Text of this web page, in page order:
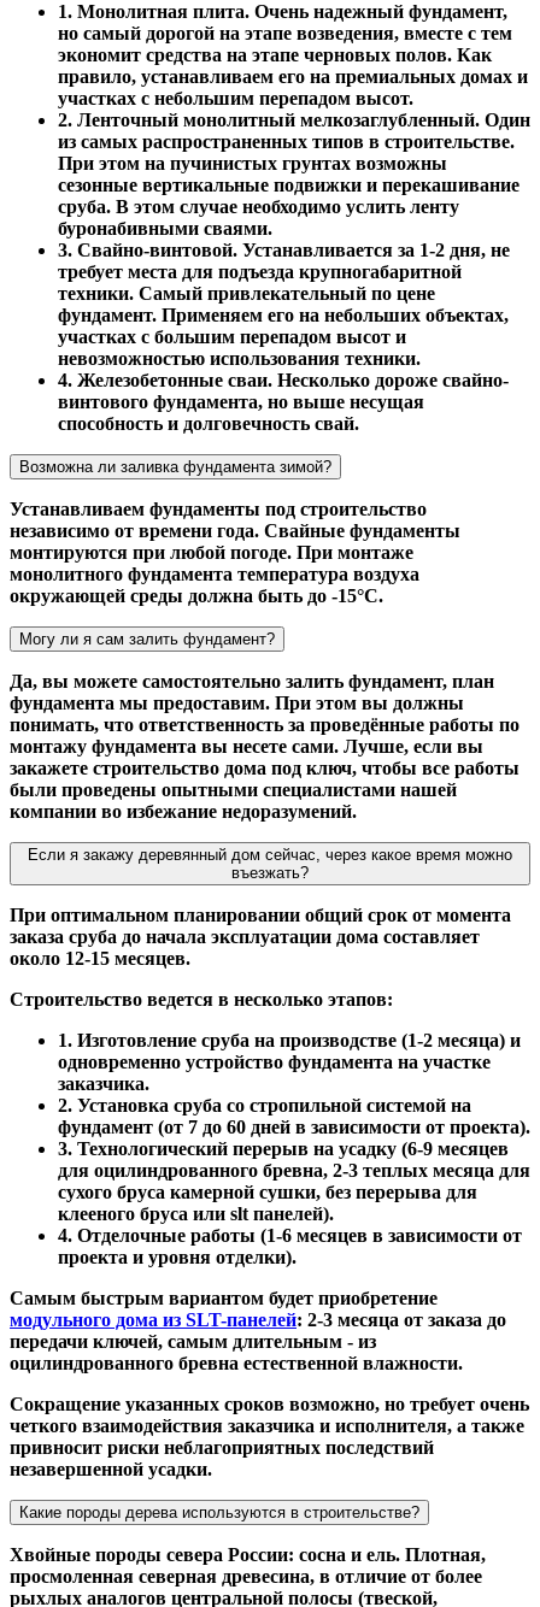
1. Монолитная плита. Очень надежный фундамент,
но самый дорогой на этапе возведения, вместе с тем
экономит средства на этапе черновых полов. Как
правило, устанавливаем его на премиальных домах и
участках с небольшим перепадом высот.
2. Ленточный монолитный мелкозаглубленный. Один
из самых распространенных типов в строительстве.
При этом на пучинистых грунтах возможны
сезонные вертикальные подвижки и перекашивание
сруба. В этом случае необходимо услить ленту
буронабивными сваями.
3. Свайно-винтовой. Устанавливается за 1-2 дня, не
требует места для подъезда крупногабаритной
техники. Самый привлекательный по цене
фундамент. Применяем его на небольших объектах,
участках с большим перепадом высот и
невозможностью использования техники.
4. Железобетонные сваи. Несколько дороже свайно-
винтового фундамента, но выше несущая
способность и долговечность свай.
Возможна ли заливка фундамента зимой?
Устанавливаем фундаменты под строительство
независимо от времени года. Свайные фундаменты
монтируются при любой погоде. При монтаже
монолитного фундамента температура воздуха
окружающей среды должна быть до -15°С.
Могу ли я сам залить фундамент?
Да, вы можете самостоятельно залить фундамент, план
фундамента мы предоставим. При этом вы должны
понимать, что ответственность за проведённые работы по
монтажу фундамента вы несете сами. Лучше, если вы
закажете строительство дома под ключ, чтобы все работы
были проведены опытными специалистами нашей
компании во избежание недоразумений.
Если я закажу деревянный дом сейчас, через какое время можно
въезжать?
При оптимальном планировании общий срок от момента
заказа сруба до начала эксплуатации дома составляет
около 12-15 месяцев.
Строительство ведется в несколько этапов:
1. Изготовление сруба на производстве (1-2 месяца) и
одновременно устройство фундамента на участке
заказчика.
2. Установка сруба со стропильной системой на
фундамент (от 7 до 60 дней в зависимости от проекта).
3. Технологический перерыв на усадку (6-9 месяцев
для оцилиндрованного бревна, 2-3 теплых месяца для
сухого бруса камерной сушки, без перерыва для
клееного бруса или slt панелей).
4. Отделочные работы (1-6 месяцев в зависимости от
проекта и уровня отделки).
Самым быстрым вариантом будет приобретение
модульного дома из SLT-панелей: 2-3 месяца от заказа до
передачи ключей, самым длительным - из
оцилиндрованного бревна естественной влажности.
Сокращение указанных сроков возможно, но требует очень
четкого взаимодействия заказчика и исполнителя, а также
привносит риски неблагоприятных последствий
незавершенной усадки.
Какие породы дерева используются в строительстве?
Хвойные породы севера России: сосна и ель. Плотная,
просмоленная северная древесина, в отличие от более
рыхлых аналогов центральной полосы (твеской,